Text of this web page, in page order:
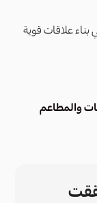
بناء علاقات قوية
والمطاعم